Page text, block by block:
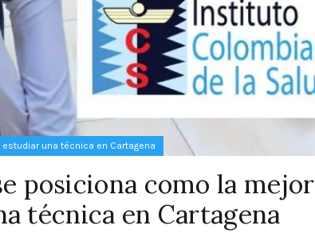
estudiar una técnica en Cartagena
posiciona como la mejor
técnica en Cartagena